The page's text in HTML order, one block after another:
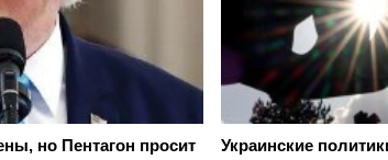
но Пентагон просит
Украинские